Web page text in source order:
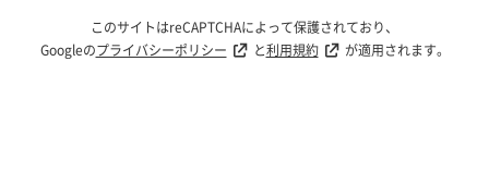
このサイトはreCAPTCHAによって保護されており、
Googleのプライバシーポリシー と利用規約 が適用されます。